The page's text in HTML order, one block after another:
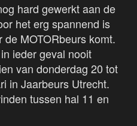
hard gewerkt aan de
het erg spannend is
MOTORbeurs komt.
ieder geval nooit
van donderdag 20 tot
in Jaarbeurs Utrecht.
tussen hal 11 en